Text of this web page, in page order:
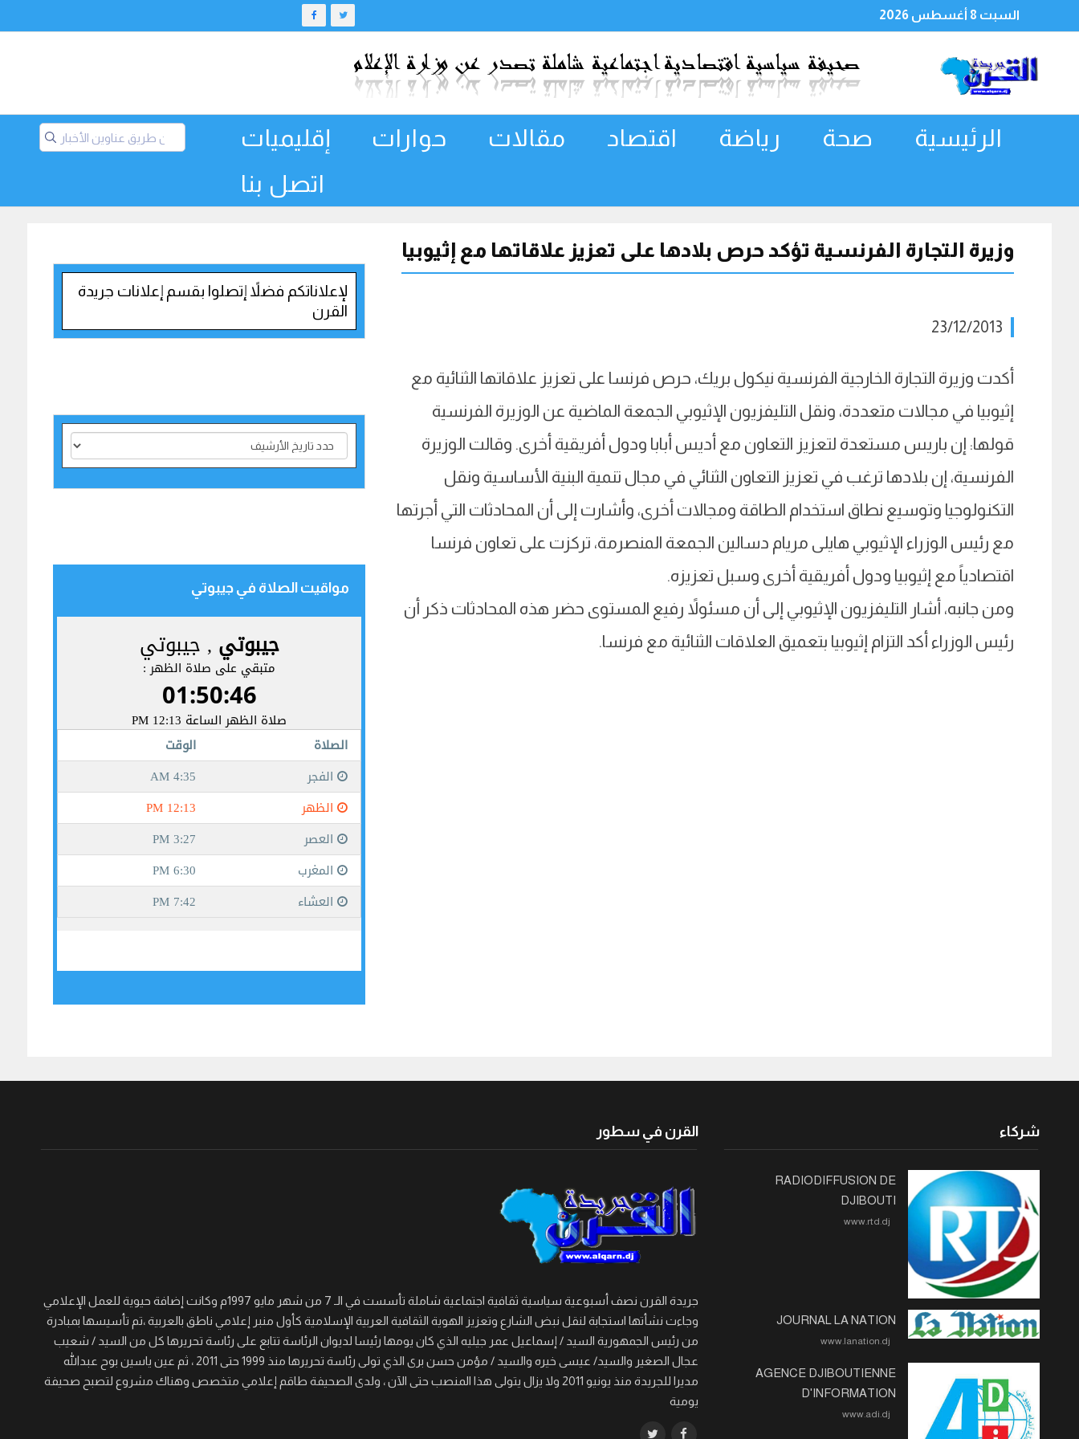
السبت 8 أغسطس 2026
الرئيسية صحة رياضة اقتصاد مقالات حوارات
إقليميات
اتصل بنا
وزيرة التجارة الفرنسية تؤكد حرص بلادها على تعزيز علاقاتها مع إثيوبيا
23/12/2013
أكدت وزيرة التجارة الخارجية الفرنسية نيكول بريك، حرص فرنسا على تعزيز علاقاتها الثنائية مع
إثيوبيا في مجالات متعددة، ونقل التليفزيون الإثيوبي الجمعة الماضية عن الوزيرة الفرنسية
قولها: إن باريس مستعدة لتعزيز التعاون مع أديس أبابا ودول أفريقية أخرى. وقالت الوزيرة
الفرنسية، إن بلادها ترغب في تعزيز التعاون الثنائي في مجال تنمية البنية الأساسية ونقل
التكنولوجيا وتوسيع نطاق استخدام الطاقة ومجالات أخرى، وأشارت إلى أن المحادثات التي أجرتها
مع رئيس الوزراء الإثيوبي هايلى مريام دسالين الجمعة المنصرمة، تركزت على تعاون فرنسا
اقتصادياً مع إثيوبيا ودول أفريقية أخرى وسبل تعزيزه.
ومن جانبه، أشار التليفزيون الإثيوبي إلى أن مسئولاً رفيع المستوى حضر هذه المحادثات ذكر أن
رئيس الوزراء أكد التزام إثيوبيا بتعميق العلاقات الثنائية مع فرنسا.
لإعلاناتكم فضلاً إتصلوا بقسم إعلانات جريدة
القرن
مواقيت الصلاة في جيبوتي‎
القرن في سطور
جريدة القرن نصف أسبوعية سياسية ثقافية اجتماعية شاملة تأسست في الـ 7 من شهر مايو 1997م وكانت إضافة حيوية للعمل الإعلامي
وجاءت نشأتها استجابة لنقل نبض الشارع وتعزيز الهوية الثقافية العربية الإسلامية كأول منبر إعلامي ناطق بالعربية ،تم تأسيسها بمبادرة
من رئيس الجمهورية السيد / إسماعيل عمر جيليه الذي كان يومها رئيسا لديوان الرئاسة تتابع على رئاسة تحريرها كل من السيد / شعيب
عجال الصغير والسيد/ عيسى خيره والسيد / مؤمن حسن برى الذي تولى رئاسة تحريرها منذ 1999 حتى 2011 ، ثم عين ياسين بوح عبدالله
مديرا للجريدة منذ يونيو 2011 ولا يزال يتولى هذا المنصب حتى الآن ، ولدى الصحيفة طاقم إعلامي متخصص وهناك مشروع لتصبح صحيفة
يومية
شركاء
RADIODIFFUSION DE
DJIBOUTI
JOURNAL LA NATION
AGENCE DJIBOUTIENNE
D'INFORMATION